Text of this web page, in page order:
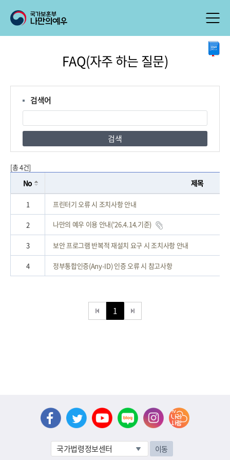
FAQ(자주 하는 질문)
검색어
검색
[총 4건]
No 제목
1 프린터기 오류 시 조치사항 안내
2 나만의 예우 이용 안내('26.4.14.기준)
3 보안 프로그램 반복적 재설치 요구 시 조치사항 안내
4 정부통합인증(Any-ID) 인증 오류 시 참고사항
1
이동